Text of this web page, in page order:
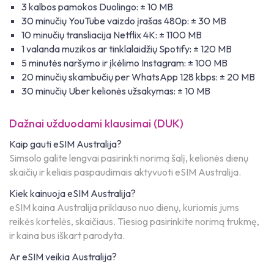
3 kalbos pamokos Duolingo: ± 10 MB
30 minučių YouTube vaizdo įrašas 480p: ± 30 MB
10 minučių transliacija Netflix 4K: ± 1100 MB
1 valanda muzikos ar tinklalaidžių Spotify: ± 120 MB
5 minutės naršymo ir įkėlimo Instagram: ± 100 MB
20 minučių skambučių per WhatsApp 128 kbps: ± 20 MB
30 minučių Uber kelionės užsakymas: ± 10 MB
Dažnai užduodami klausimai (DUK)
Kaip gauti eSIM Australija?
Simsolo galite lengvai pasirinkti norimą šalį, kelionės dienų
skaičių ir keliais paspaudimais aktyvuoti eSIM Australija.
Kiek kainuoja eSIM Australija?
eSIM kaina Australija priklauso nuo dienų, kuriomis jums
reikės kortelės, skaičiaus. Tiesiog pasirinkite norimą trukmę,
ir kaina bus iškart parodyta.
Ar eSIM veikia Australija?